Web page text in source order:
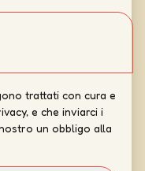
trattati con cura e
e che inviarci i
un obbligo alla